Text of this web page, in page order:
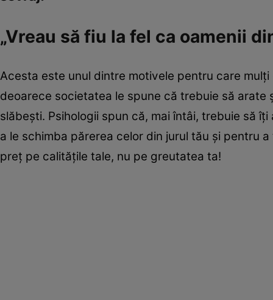
„Vreau să fiu la fel ca oamenii
Acesta este unul dintre motivele pentru care
deoarece societatea le spune că trebuie să arate
slăbeşti. Psihologii spun că, mai întâi, trebuie să
a le schimba părerea celor din jurul tău şi pentru
preţ pe calităţile tale, nu pe greutatea ta!